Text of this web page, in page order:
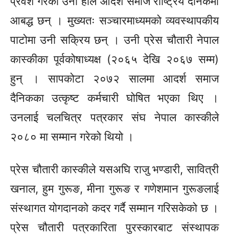
आबद्ध छन् । मुख्यतः सञ्चारमाध्यमको व्यवस्थापकीय
पाटोमा उनी सक्रिय छन् । उनी प्रेस चौतारी नेपाल
कास्कीका पूर्वकोषाध्यक्ष (२०६५ देखि २०६७ सम्म)
हुन् । सापकोटा २०७२ सालमा आदर्श समाज
दैनिकका उत्कृष्ट कर्मचारी घोषित भएका थिए ।
उनलाई चलचित्र पत्रकार संघ नेपाल कास्कीले
२०८० मा सम्मान गरेको थियो ।
प्रेस चौतारी कास्कीले यसअघि राजु भण्डारी, सावित्री
खनाल, हुम गुरूङ, मीना गुरूङ र गणेशमान गुरूङलाई
संस्थागत योगदानको कदर गर्दै सम्मान गरिसकेको छ ।
प्रेस चौतारी पत्रकारिता पुरस्कारबाट संस्थापक